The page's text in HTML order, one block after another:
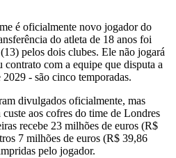
é oficialmente novo jogador do
do atleta de 18 anos foi
pelos dois clubes. Ele não jogará
contrato com a equipe que disputa a
- são cinco temporadas.
divulgados oficialmente, mas
aos cofres do time de Londres
recebe 23 milhões de euros (R$
7 milhões de euros (R$ 39,86
pelo jogador.